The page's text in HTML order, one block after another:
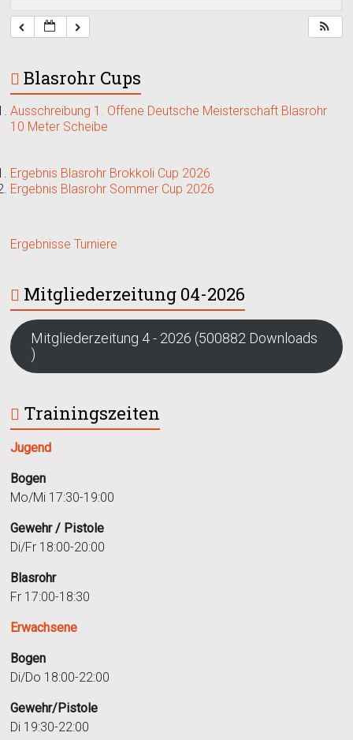
Blasrohr Cups
Ausschreibung 1. Offene Deutsche Meisterschaft Blasrohr
10 Meter Scheibe
Ergebnis Blasrohr Brokkoli Cup 2026
Ergebnis Blasrohr Sommer Cup 2026
Ergebnisse Turniere
Mitgliederzeitung 04-2026
Mitgliederzeitung 4 - 2026 (500882 Downloads
)
Trainingszeiten
Jugend
Bogen
Mo/Mi 17:30-19:00
Gewehr / Pistole
Di/Fr 18:00-20:00
Blasrohr
Fr 17:00-18:30
Erwachsene
Bogen
Di/Do 18:00-22:00
Gewehr/Pistole
Di 19:30-22:00